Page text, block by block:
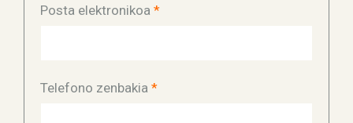
Posta elektronikoa *
Telefono zenbakia *